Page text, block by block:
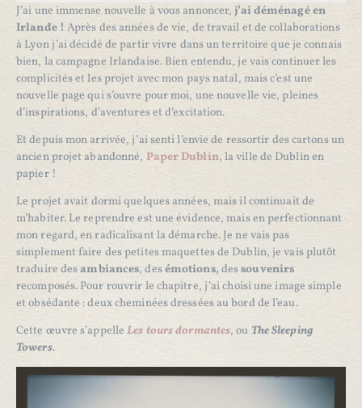
J’ai une immense nouvelle à vous annoncer,j’ai déménagé en
Irlande ! Après des années de vie, de travail et de collaborations
à Lyon j’ai décidé de partir vivre dans un territoire que je connais
bien, la campagne Irlandaise. Bien entendu, je vais continuer les
complicités et les projet avec mon pays natal, mais c’est une
nouvelle page qui s’ouvre pour moi, une nouvelle vie, pleines
d’inspirations, d’aventures et d’excitation.
Et depuis mon arrivée, j’ai senti l’envie de ressortir des cartons un
ancien projet abandonné, Paper Dublin, la ville de Dublin en
papier !
Le projet avait dormi quelques années, mais il continuait de
m’habiter. Le reprendre est une évidence, mais en perfectionnant
mon regard, en radicalisant la démarche. Je ne vais pas
simplement faire des petites maquettes de Dublin, je vais plutôt
traduire desambiances, desémotions, dessouvenirs
recomposés. Pour rouvrir le chapitre, j’ai choisi une image simple
et obsédante : deux cheminées dressées au bord de l’eau.
Cette œuvre s’appelleLes tours dormantes, ou The Sleeping
Towers.